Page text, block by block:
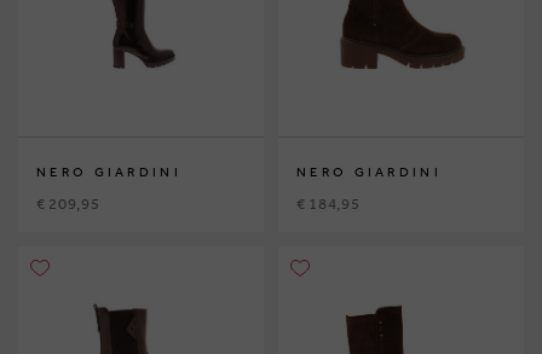
NERO GIARDINI
€ 209,95
NERO GIARDINI
€ 184,95